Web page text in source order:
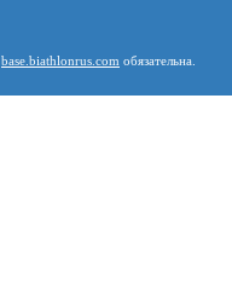
base.biathlonrus.com обязательна.